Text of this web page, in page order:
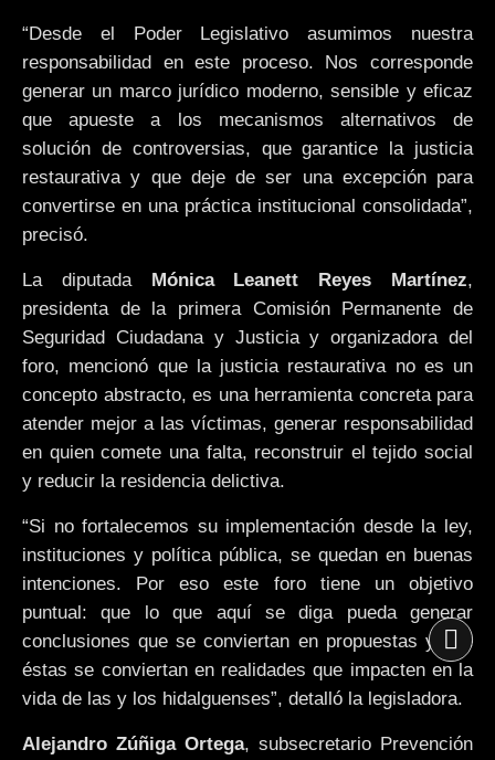
“Desde el Poder Legislativo asumimos nuestra
responsabilidad en este proceso. Nos corresponde
generar un marco jurídico moderno, sensible y eficaz
que apueste a los mecanismos alternativos de
solución de controversias, que garantice la justicia
restaurativa y que deje de ser una excepción para
convertirse en una práctica institucional consolidada”,
precisó.
La diputada Mónica Leanett Reyes Martínez,
presidenta de la primera Comisión Permanente de
Seguridad Ciudadana y Justicia y organizadora del
foro, mencionó que la justicia restaurativa no es un
concepto abstracto, es una herramienta concreta para
atender mejor a las víctimas, generar responsabilidad
en quien comete una falta, reconstruir el tejido social
y reducir la residencia delictiva.
“Si no fortalecemos su implementación desde la ley,
instituciones y política pública, se quedan en buenas
intenciones. Por eso este foro tiene un objetivo
puntual: que lo que aquí se diga pueda generar
conclusiones que se conviertan en propuestas y que
éstas se conviertan en realidades que impacten en la
vida de las y los hidalguenses”, detalló la legisladora.
Alejandro Zúñiga Ortega, subsecretario Prevención